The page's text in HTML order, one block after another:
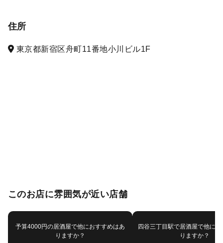
住所
東京都新宿区舟町11番地小川ビル1F
このお店に雰囲気が近い店舗
予算4000円の居酒屋で他におすすめはあ
りますか？
四谷三丁目駅で居酒屋で他に
りますか？